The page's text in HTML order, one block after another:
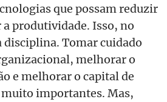
que possam reduzir
produtividade. Isso, no
Tomar cuidado
melhorar o
e melhorar o capital de
muito importantes. Mas,